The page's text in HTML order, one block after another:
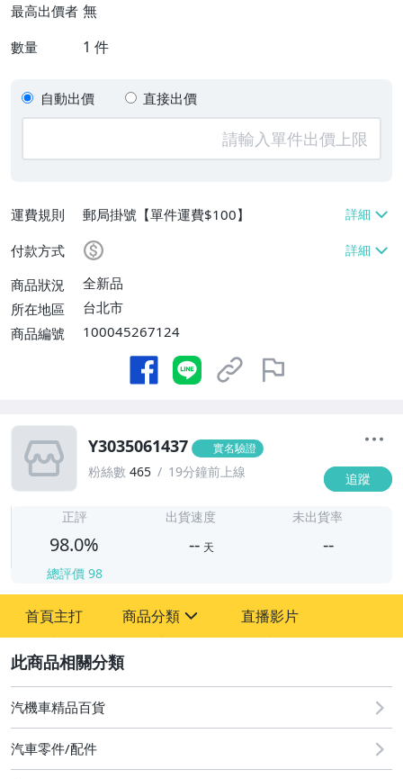
最高出價者 無
數量 1 件
自動出價 直接出價
運費規則
郵局掛號【單件運費$100】
付款方式
商品狀況
全新品
所在地區
台北市
商品編號
100045267124
Y3035061437 實名驗證
粉絲數 465 19分鐘前上線 追蹤
正評
98.0%
總評價 98
出貨速度
-- 天
未出貨率
--
首頁主打 商品分類
汽機車精品百貨
直播影片
汽機車精品百貨
汽車零件/配件